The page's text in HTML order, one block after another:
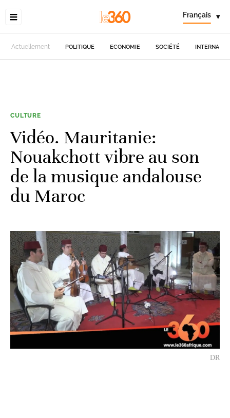
Français ▾
Actuellement POLITIQUE ECONOMIE SOCIÉTÉ
CULTURE
Vidéo. Mauritanie:
Nouakchott vibre au son
de la musique andalouse
du Maroc
DR